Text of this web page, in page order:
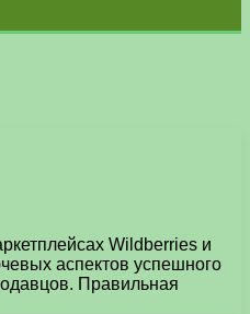
Wildberries и
аспектов успешного
Правильная